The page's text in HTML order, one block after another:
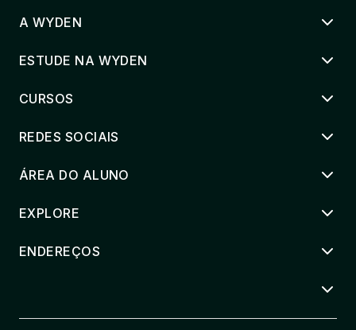
A WYDEN
ESTUDE NA WYDEN
CURSOS
REDES SOCIAIS
ÁREA DO ALUNO
EXPLORE
ENDEREÇOS